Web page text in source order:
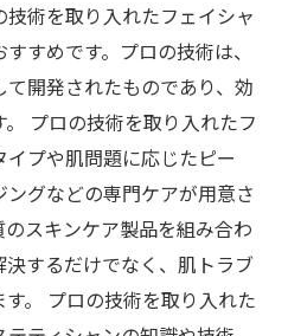
術を取り入れたフェイシャ
すめです。プロの技術は、
開発されたものであり、効
プロの技術を取り入れたフ
プや肌問題に応じたピー
グなどの専門ケアが用意さ
スキンケア製品を組み合わ
するだけでなく、肌トラブ
。 プロの技術を取り入れた